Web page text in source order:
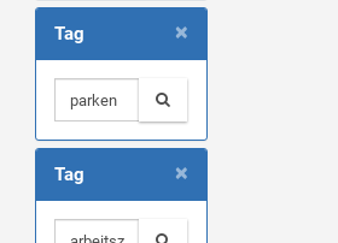
×
Tag
×
Tag